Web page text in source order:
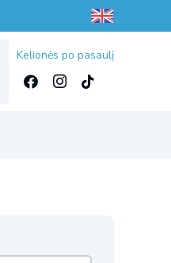
Kelionės po pasaulį